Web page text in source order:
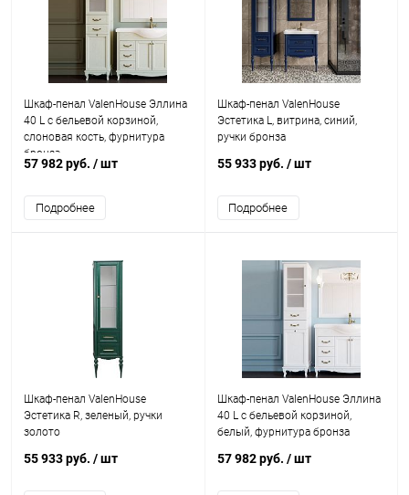
Шкаф-пенал ValenHouse Эллина
40 L с бельевой корзиной,
слоновая кость, фурнитура
бронза
57 982 руб. / шт
Подробнее
Шкаф-пенал ValenHouse
Эстетика L, витрина, синий,
ручки бронза
55 933 руб. / шт
Подробнее
Шкаф-пенал ValenHouse
Эстетика R, зеленый, ручки
золото
55 933 руб. / шт
Шкаф-пенал ValenHouse Эллина
40 L с бельевой корзиной,
белый, фурнитура бронза
57 982 руб. / шт